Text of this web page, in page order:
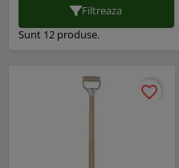
Sunt 12 produse.
Filtreaza
favorite_border
favorite_border